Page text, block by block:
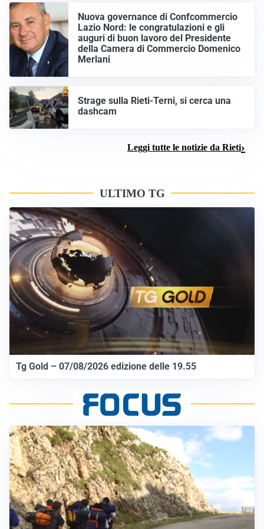
Nuova governance di Confcommercio
Lazio Nord: le congratulazioni e gli
auguri di buon lavoro del Presidente
della Camera di Commercio Domenico
Merlani
Strage sulla Rieti-Terni, si cerca una
dashcam
Leggi tutte le notizie da Rieti
ULTIMO TG
Tg Gold – 07/08/2026 edizione delle 19.55